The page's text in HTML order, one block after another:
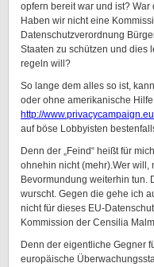
opfern bereit war und ist? War
Haben wir nicht eine
Datenschutzverordnung
Staaten zu schützen und dies
regeln will?
So lange dem alles so ist,
oder ohne amerikanische
http://www.privacycampaign.eu
auf böse Lobbyisten
Denn der „Feind“ heißt für
ohnehin nicht (mehr).Wer
Bevormundung weiterhin tun.
wurscht. Gegen die gehe ich
nicht für dieses EU-
Kommission der Censilia
Denn der eigentliche Gegner
europäische